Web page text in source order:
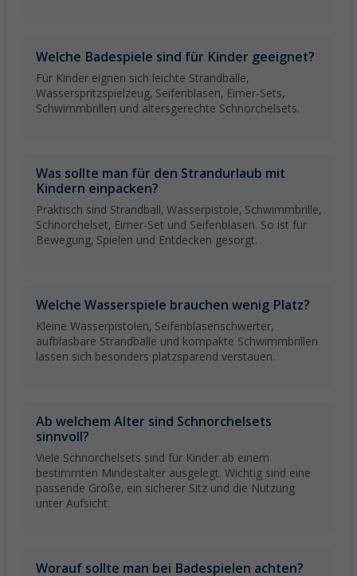
Welche Badespiele sind für Kinder geeignet?
Für Kinder eignen sich leichte Strandbälle,
Wasserspritzspielzeug, Seifenblasen, Eimer-Sets,
Schwimmbrillen und altersgerechte Schnorchelsets.
Was sollte man für den Strandurlaub mit
Kindern einpacken?
Praktisch sind Strandball, Wasserpistole, Schwimmbrille,
Schnorchelset, Eimer-Set und Seifenblasen. So ist für
Bewegung, Spielen und Entdecken gesorgt.
Welche Wasserspiele brauchen wenig Platz?
Kleine Wasserpistolen, Seifenblasenschwerter,
aufblasbare Strandbälle und kompakte Schwimmbrillen
lassen sich besonders platzsparend verstauen.
Ab welchem Alter sind Schnorchelsets
sinnvoll?
Viele Schnorchelsets sind für Kinder ab einem
bestimmten Mindestalter ausgelegt. Wichtig sind eine
passende Größe, ein sicherer Sitz und die Nutzung
unter Aufsicht.
Worauf sollte man bei Badespielen achten?